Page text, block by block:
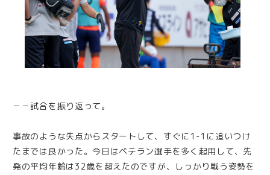
－－試合を振り返って。
事故のような失点からスタートして、すぐに1-1に追いつけ
たまでは良かった。今日はベテラン選手を多く起用して、先
発の平均年齢は32歳を超えたのですが、しっかり戦う姿勢を